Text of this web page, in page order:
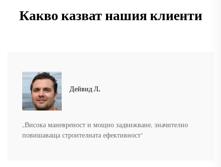
Какво казват нашия клиенти
Дейвид Л.
„Висока маневреност и мощно задвижване, значително
повишаваща строителната ефективност“